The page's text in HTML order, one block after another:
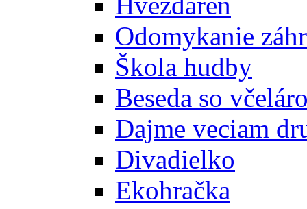
Odomykanie
Škola hudby
Beseda so
Dajme veciam
Divadielko
Ekohračka